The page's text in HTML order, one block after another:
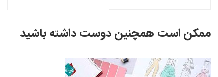
ممکن است همچنین دوست داشته باشید